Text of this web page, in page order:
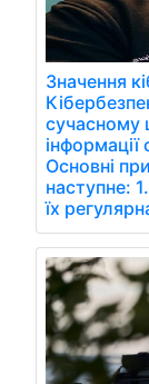
Значення
сучасному
Основні
наступне:
їх